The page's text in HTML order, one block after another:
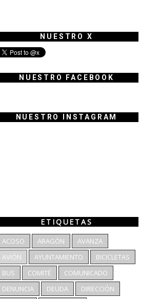
NUESTRO X
NUESTRO FACEBOOK
NUESTRO INSTAGRAM
ETIQUETAS
ACOSO ARAGÓN
AVANZA
AVIÓN
AYUNTAMIENTO
BICICLETAS
BUS
COMITÉ
COMUNICADO
DENUNCIA
DEUDA
DIRECCIÓN